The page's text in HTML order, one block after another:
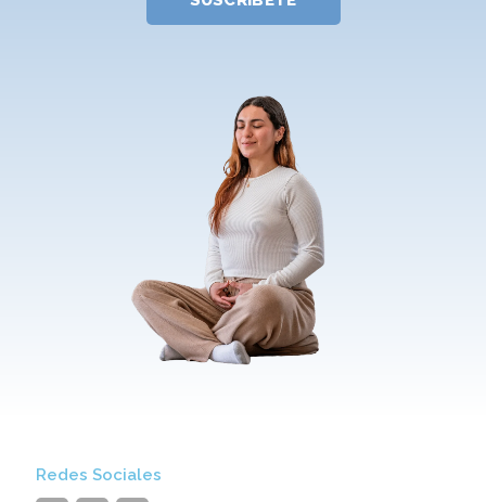
Redes Sociales